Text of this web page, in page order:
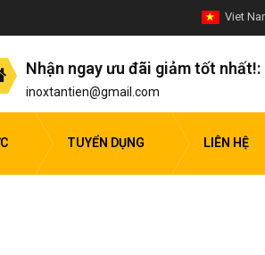
Viet
Nhận ngay ưu đãi giảm tốt nhất!:
inoxtantien@gmail.com
TUYỂN DỤNG LIÊN HỆ